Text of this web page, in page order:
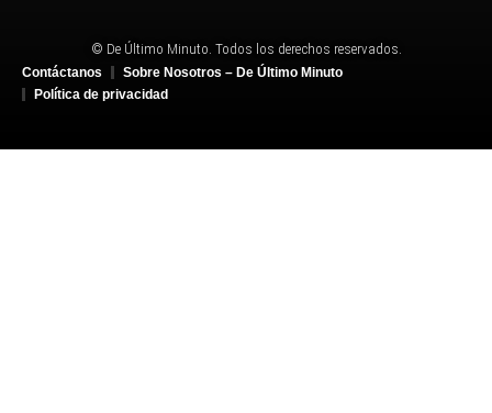
© De Último Minuto. Todos los derechos reservados.
Contáctanos
Sobre Nosotros – De Último Minuto
Política de privacidad